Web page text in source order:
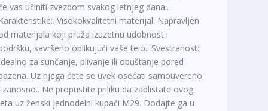
vas učiniti zvezdom svakog letnjeg dana..
Visokokvalitetni materijal: Napravljen
materijala koji pruža izuzetnu udobnost i
savršeno oblikujući vaše telo.. Svestranost:
za sunčanje, plivanje ili opuštanje pored
Uz njega ćete se uvek osećati samouvereno
zanosno.. Ne propustite priliku da zablistate ovog
uz ženski jednodelni kupaći M29. Dodajte ga u